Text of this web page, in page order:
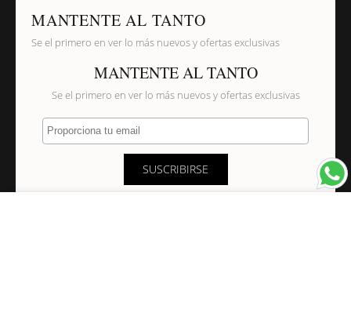
MANTENTE AL TANTO
Se el primero en ver lo más nuevos y ofertas exclusivas
MANTENTE AL TANTO
Se el primero en ver lo más nuevos y ofertas exclusivas
Proporciona tu email
SUSCRIBIRSE